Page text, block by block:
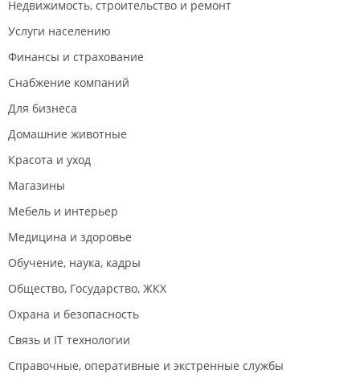
Недвижимость, строительство и ремонт
Услуги населению
Финансы и страхование
Снабжение компаний
Для бизнеса
Домашние животные
Красота и уход
Магазины
Мебель и интерьер
Медицина и здоровье
Обучение, наука, кадры
Общество, Государство, ЖКХ
Охрана и безопасность
Связь и IT технологии
Справочные, оперативные и экстренные службы